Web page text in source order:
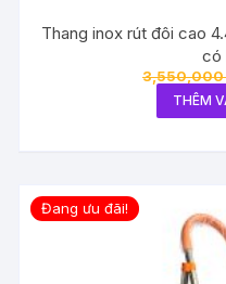
Thang inox rút đôi cao
có
3,550,000
THÊM
Đang ưu đãi!